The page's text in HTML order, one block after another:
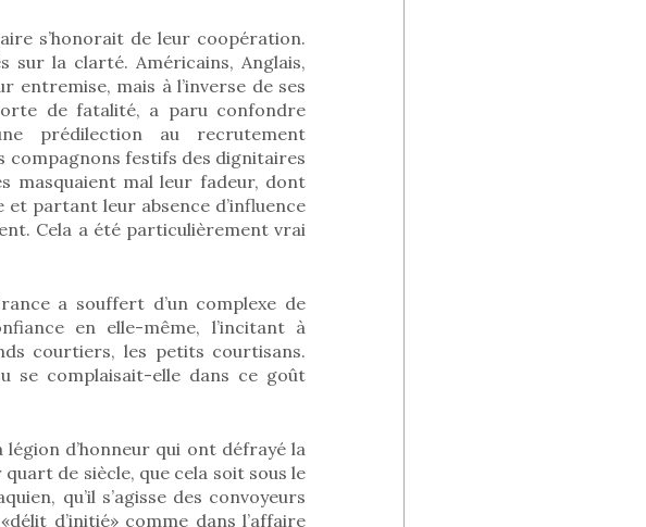
s’honorait de leur coopération.
la clarté. Américains, Anglais,
entremise, mais à l’inverse de ses
de fatalité, a paru confondre
prédilection au recrutement
compagnons festifs des dignitaires
masquaient mal leur fadeur, dont
partant leur absence d’influence
Cela a été particulièrement vrai
a souffert d’un complexe de
en elle-même, l’incitant à
courtiers, les petits courtisans.
se complaisait-elle dans ce goût
d’honneur qui ont défrayé la
de siècle, que cela soit sous le
qu’il s’agisse des convoyeurs
d’initié» comme dans l’affaire